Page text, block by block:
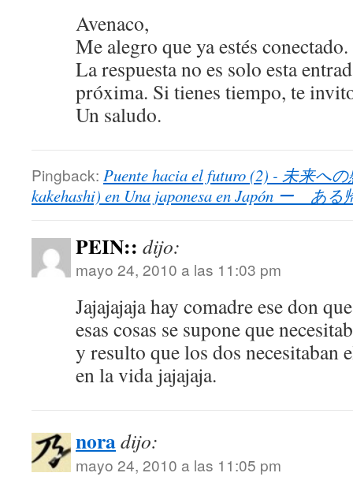
Avenaco,
Me alegro que ya estés conectado.
La respuesta no es solo esta
próxima. Si tienes tiempo, te
Un saludo.
Pingback: Puente hacia el futuro (2) - 未来へ
kakehashi) en Una japonesa en Japón ー あ
PEIN:: dijo:
mayo 24, 2010 a las 11:03 pm
Jajajajaja hay comadre ese don
esas cosas se supone que
y resulto que los dos necesitaban
en la vida jajajaja.
noradijo:
mayo 24, 2010 a las 11:05 pm